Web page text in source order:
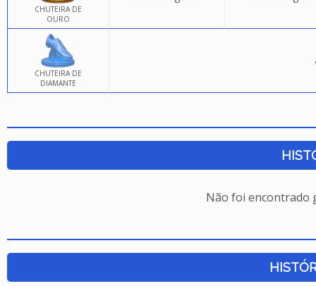
CHUTEIRA DE
OURO
CHUTEIRA DE
DIAMANTE
Não foi encontrado